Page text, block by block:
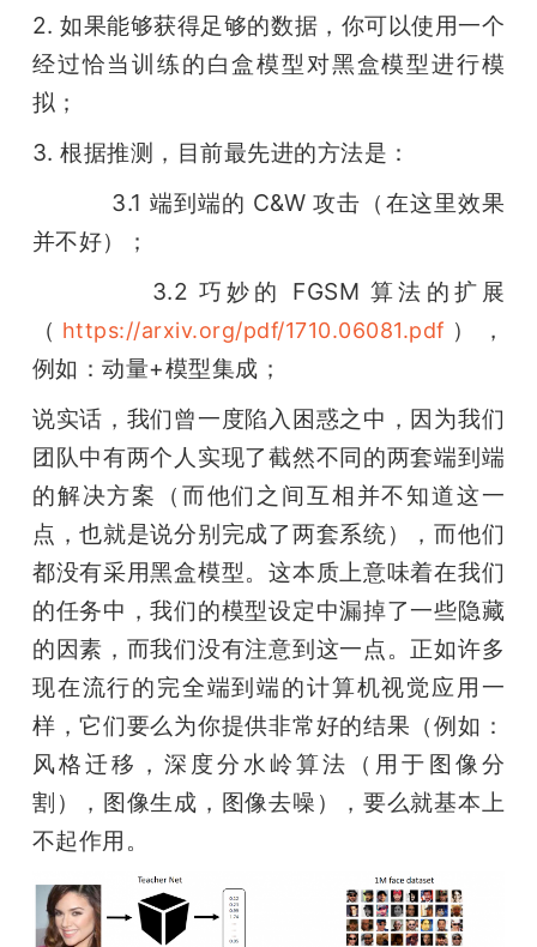
2. 如果能够获得足够的数据，你可以使用一个
经过恰当训练的白盒模型对黑盒模型进行模
拟；
3. 根据推测，目前最先进的方法是：
3.1 端到端的 C&W 攻击（在这里效果
并不好）；
3.2 巧妙的 FGSM 算法的扩展
（ https://arxiv.org/pdf/1710.06081.pdf ），
例如：动量+模型集成；
说实话，我们曾一度陷入困惑之中，因为我们
团队中有两个人实现了截然不同的两套端到端
的解决方案（而他们之间互相并不知道这一
点，也就是说分别完成了两套系统），而他们
都没有采用黑盒模型。这本质上意味着在我们
的任务中，我们的模型设定中漏掉了一些隐藏
的因素，而我们没有注意到这一点。正如许多
现在流行的完全端到端的计算机视觉应用一
样，它们要么为你提供非常好的结果（例如：
风格迁移，深度分水岭算法（用于图像分
割），图像生成，图像去噪），要么就基本上
不起作用。